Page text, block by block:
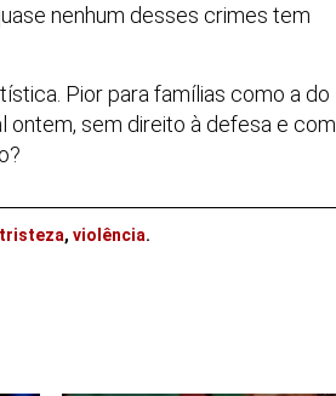
nenhum desses crimes tem
Pior para famílias como a do
ontem, sem direito à defesa e com
tristeza, violência.